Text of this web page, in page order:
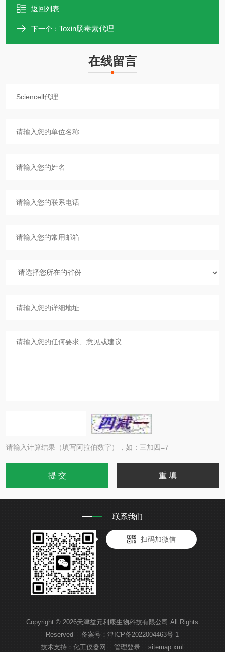
返回列表
下一个： Toxin肠毒素代理
在线留言
请输入计算结果（填写阿拉伯数字），如：三加四=7
联系我们
扫码加微信
Copyright © 2026天津益元利康生物科技有限公司 All Rights
Reserved 备案号：津ICP备2022004463号-1
技术支持：化工仪器网 管理登录 sitemap.xml